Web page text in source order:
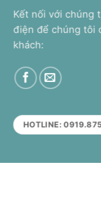
Kết nối với chúng
điện để chúng tôi
khách:
HOTLINE: